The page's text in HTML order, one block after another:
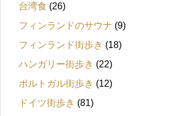
台湾食 (26)
フィンランドのサウナ (9)
フィンランド街歩き (18)
ハンガリー街歩き (22)
ポルトガル街歩き (12)
ドイツ街歩き (81)